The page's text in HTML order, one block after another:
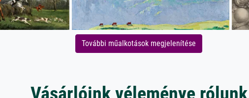
További műalkotások megjelenítése
Vásárlóink véleménye rólunk